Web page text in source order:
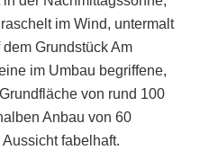
im Wind, untermalt
Grundstück Am
im Umbau begriffene,
von rund 100
Anbau von 60
fabelhaft.